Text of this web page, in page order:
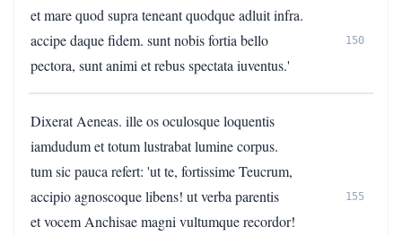
et mare quod supra teneant quodque adluit infra.
accipe daque fidem. sunt nobis fortia bello
150
pectora, sunt animi et rebus spectata iuventus.'
Dixerat Aeneas. ille os oculosque loquentis
iamdudum et totum lustrabat lumine corpus.
tum sic pauca refert: 'ut te, fortissime Teucrum,
accipio agnoscoque libens! ut verba parentis
155
et vocem Anchisae magni vultumque recordor!